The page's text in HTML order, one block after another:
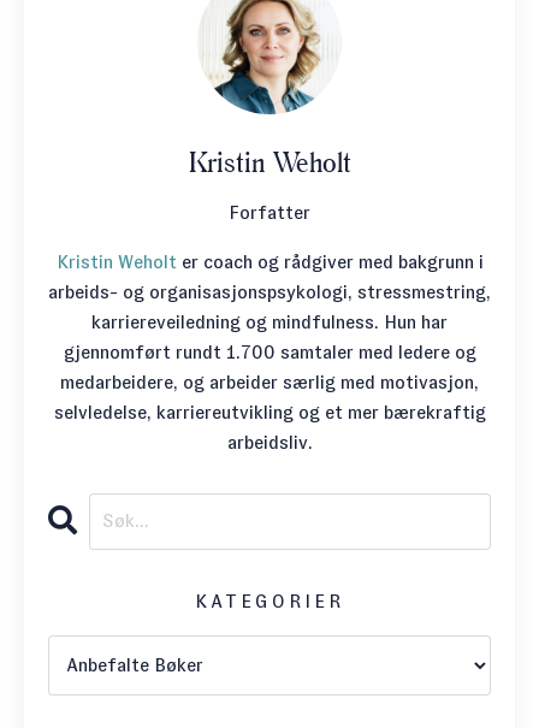
Kristin Weholt
Forfatter
Kristin Weholt er coach og rådgiver med bakgrunn i
arbeids- og organisasjonspsykologi, stressmestring,
karriereveiledning og mindfulness. Hun har
gjennomført rundt 1.700 samtaler med ledere og
medarbeidere, og arbeider særlig med motivasjon,
selvledelse, karriereutvikling og et mer bærekraftig
arbeidsliv.
KATEGORIER